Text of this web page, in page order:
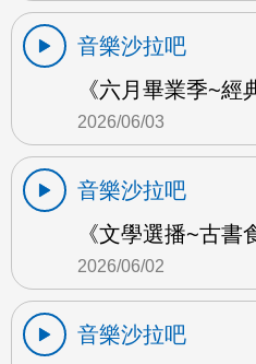
音樂沙拉吧
《六月畢業季~經
2026/06/03
音樂沙拉吧
《文學選播~古書
2026/06/02
音樂沙拉吧